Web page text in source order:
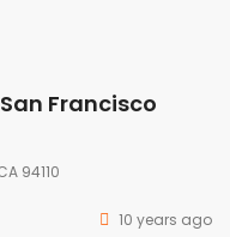
Francisco
94110
10 years ago